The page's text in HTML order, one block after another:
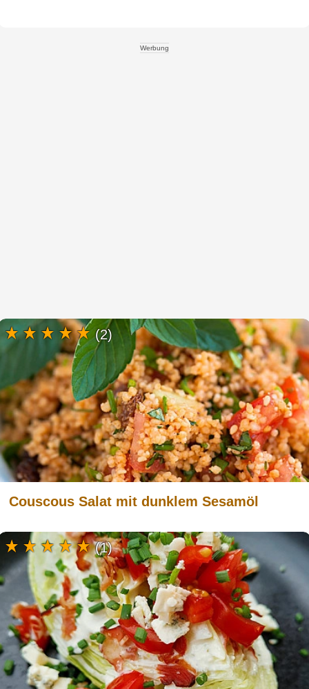
Werbung
Couscous Salat mit dunklem Sesamöl
(2)
(1)